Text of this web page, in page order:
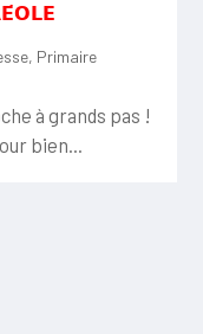
, Primaire
à grands pas !
bien...